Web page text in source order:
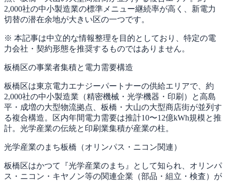
2,000社の中小製造業の標準メニュー継続率が高く、新電力
切替の潜在余地が大きい区の一つです。
※ 本記事は中立的な情報整理を目的としており、特定の電
力会社・契約形態を推奨するものではありません。
板橋区の事業者集積と電力需要構造
板橋区は東京電力エナジーパートナーの供給エリアで、約
2,000社の中小製造業（精密機械・光学機器・印刷）と高島
平・成増の大型物流拠点、板橋・大山の大型商店街が並列す
る複合構造。区内年間電力需要は推計10〜12億kWh規模と推
計。光学産業の伝統と印刷業集積が産業の柱。
光学産業のまち板橋（オリンパス・ニコン関連）
板橋区はかつて『光学産業のまち』として知られ、オリンパ
ス・ニコン・キヤノン等の関連企業（部品・組立・検査）が